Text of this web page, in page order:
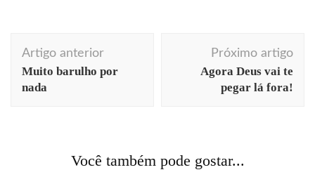
de
post
Artigo anterior
Muito barulho por
nada
Próximo artigo
Agora Deus vai te
pegar lá fora!
Você também pode gostar...
Arquitetura do treinamento